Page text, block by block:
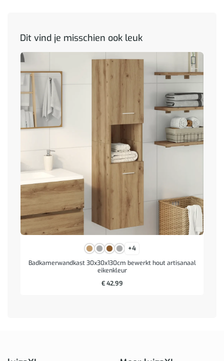
Dit vind je misschien ook leuk
+4
Badkamerwandkast 30x30x130cm bewerkt hout artisanaal
eikenkleur
€42,99